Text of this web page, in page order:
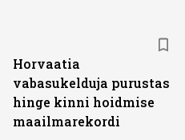
Horvaatia
vabasukelduja purustas
hinge kinni hoidmise
maailmarekordi